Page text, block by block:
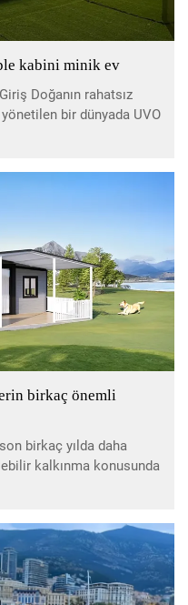
kabini minik ev
Doğanın rahatsız
bir dünyada UVO
bir kaçış olarak...
birkaç önemli
birkaç yılda daha
kalkınma konusunda
çoğu geri